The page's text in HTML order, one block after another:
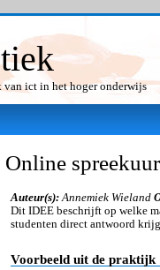
van ict in het hoger onderwijs
Online
Auteur(s):Annemiek Wieland
Dit IDEE beschrijft op welke
studenten direct antwoord
Voorbeeld uit de praktijk